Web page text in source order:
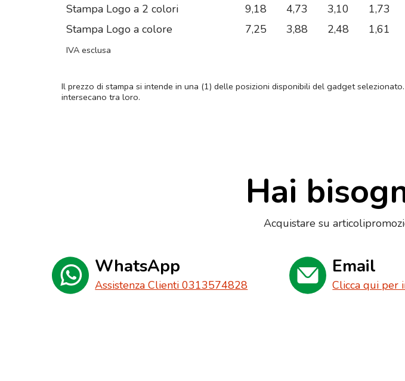
Stampa Logo a 2 colori
9,18 4,73 3,10 1,73
Stampa Logo a colore
7,25 3,88 2,48 1,61
IVA esclusa
Il prezzo di stampa si intende in una (1) delle posizioni disponibili del gadget
intersecano tra loro.
Hai
Acquistare su
WhatsApp
Assistenza Clienti 0313574828
Email
Clicca qui per